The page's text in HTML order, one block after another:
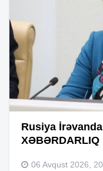
Rusiya
XƏBƏRDARLIQ
06 Avqust 2026,